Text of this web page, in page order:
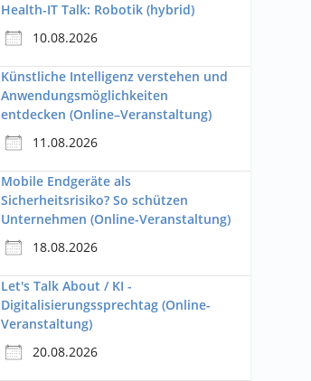
Health-IT Talk: Robotik (hybrid)
10.08.2026
Künstliche Intelligenz verstehen und
Anwendungsmöglichkeiten
entdecken (Online–Veranstaltung)
11.08.2026
Mobile Endgeräte als
Sicherheitsrisiko? So schützen
Unternehmen (Online-Veranstaltung)
18.08.2026
Let's Talk About / KI -
Digitalisierungssprechtag (Online-
Veranstaltung)
20.08.2026